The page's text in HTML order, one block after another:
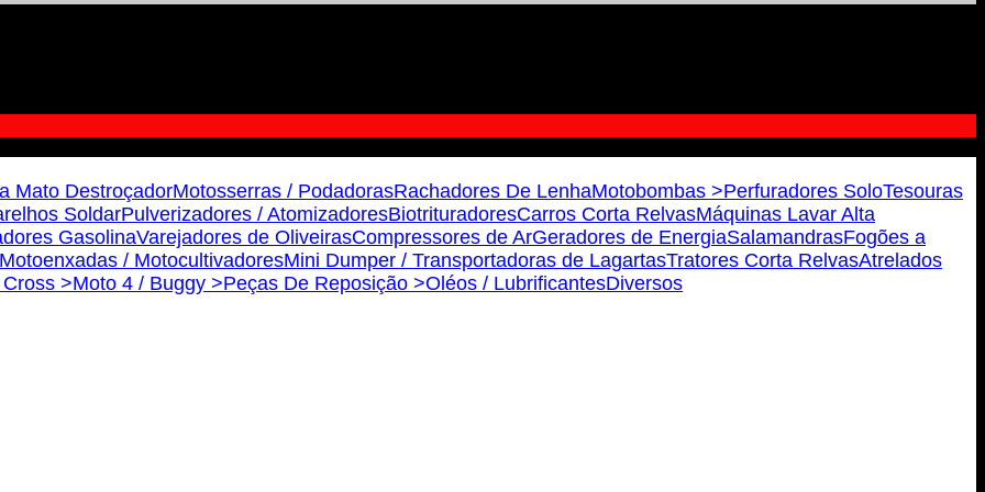
Mato DestroçadorMotosserras / PodadorasRachadores De LenhaMotobombas >Perfuradores SoloTesouras
SoldarPulverizadores / AtomizadoresBiotrituradoresCarros Corta RelvasMáquinas Lavar Alta
GasolinaVarejadores de OliveirasCompressores de ArGeradores de EnergiaSalamandrasFogões a
Motoenxadas / MotocultivadoresMini Dumper / Transportadoras de LagartasTratores Corta RelvasAtrelados
>Moto 4 / Buggy >Peças De Reposição >Oléos / LubrificantesDiversos